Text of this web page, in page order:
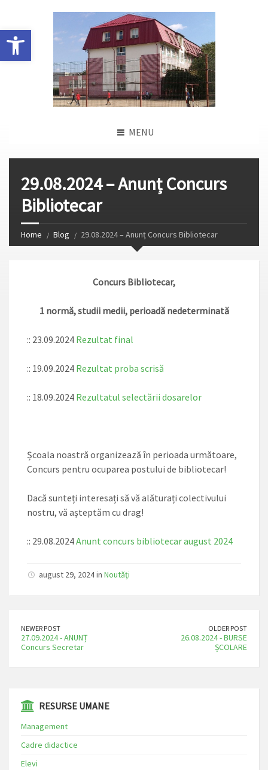
Deschide bara de unelte
MENU
29.08.2024 – Anunț Concurs
Bibliotecar
Home Blog 29.08.2024 – Anunț Concurs Bibliotecar
Concurs Bibliotecar,
1 normă, studii medii, perioadă nedeterminată
:: 23.09.2024 Rezultat final
:: 19.09.2024 Rezultat proba scrisă
:: 18.09.2024 Rezultatul selectării dosarelor
Școala noastră organizează în perioada următoare,
Concurs pentru ocuparea postului de bibliotecar!
Dacă sunteți interesați să vă alăturați colectivului
nostru, vă așteptăm cu drag!
:: 29.08.2024Anunt concurs bibliotecar august 2024
august 29, 2024 in Noutăţi
NEWER POST
27.09.2024 - ANUNȚ
Concurs Secretar
OLDER POST
26.08.2024 - BURSE
ȘCOLARE
⁠⁠⁠RESURSE UMANE
Management
Cadre didactice
Elevi